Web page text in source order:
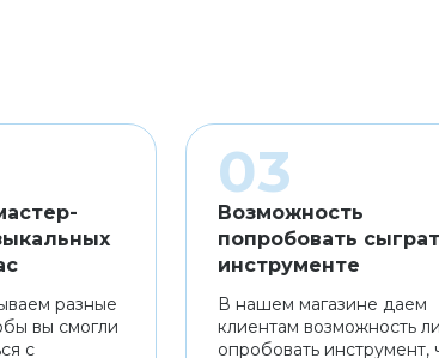
разные
вы смогли
с
Возможность
попробовать
инструменте
В нашем магазине даем
клиентам возможность
опробовать инструмент,